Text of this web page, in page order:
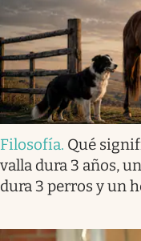
Filosofía. Qué
valla dura 3 años,
dura 3 perros y un